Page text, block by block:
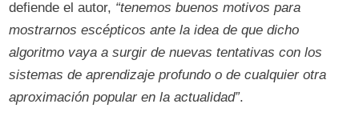
defiende el autor, “tenemos buenos motivos para
mostrarnos escépticos ante la idea de que dicho
algoritmo vaya a surgir de nuevas tentativas con los
sistemas de aprendizaje profundo o de cualquier otra
aproximación popular en la actualidad”.